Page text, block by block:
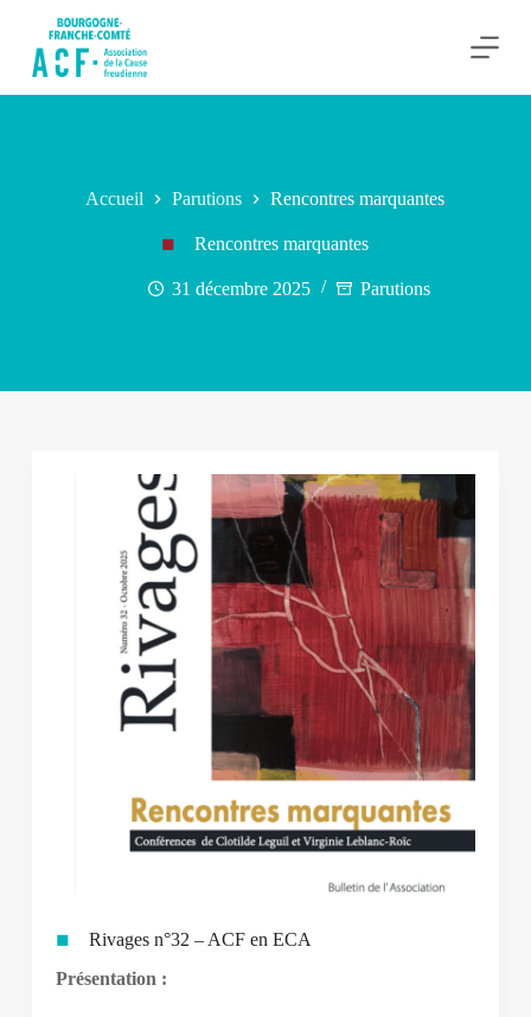
Accueil Parutions Rencontres marquantes
Rencontres marquantes
31 décembre 2025 Parutions
Rivages n°32 – ACF en ECA
Présentation :